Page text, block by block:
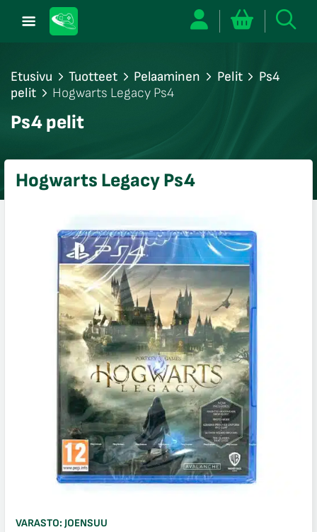
Etusivu Tuotteet Pelaaminen Pelit
Ps4
pelit
Hogwarts Legacy Ps4
Ps4 pelit
Hogwarts Legacy Ps4
VARASTO: JOENSUU
sulje
sulje